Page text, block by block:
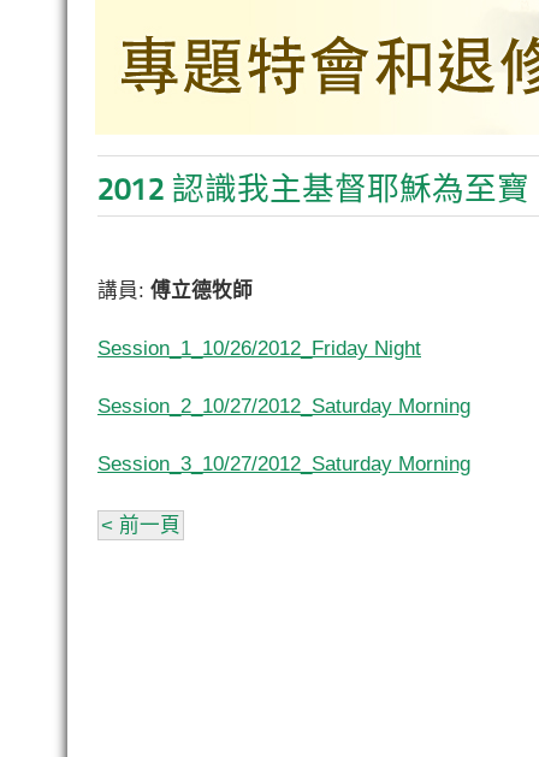
2012 認識我主基督耶穌為至寶
講員: 傅立德牧師
Session_1_10/26/2012_Friday Night
Session_2_10/27/2012_Saturday Morning
Session_3_10/27/2012_Saturday Morning
< 前一頁